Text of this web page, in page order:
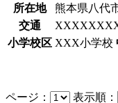
所在地
熊本県八代
交通
小学校区 XXX小学校
ページ： 表示順：